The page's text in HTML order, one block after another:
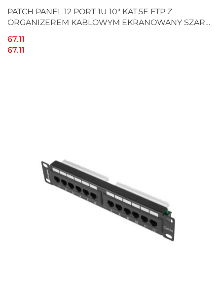
PATCH PANEL 12 PORT 1U 10" KAT.5E FTP Z
ORGANIZEREM KABLOWYM EKRANOWANY SZARY
67.11
67.11